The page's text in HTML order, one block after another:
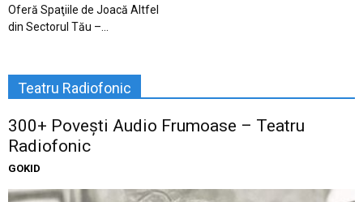
Oferă Spaţiile de Joacă Altfel
din Sectorul Tău –...
Teatru Radiofonic
300+ Povești Audio Frumoase – Teatru
Radiofonic
GOKID